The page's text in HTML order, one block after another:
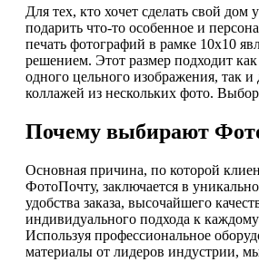
Для тех, кто хочет сделать свой дом
подарить что-то особенное и
печать фотографий в рамке 10х10
решением. Этот размер подходит
одного цельного изображения, так и
коллажей из нескольких фото. Выбор
Почему выбирают
Основная причина, по которой
ФотоПочту, заключается в
удобства заказа, высочайшего
индивидуального подхода к
Используя профессиональное
материалы от лидеров индустрии,